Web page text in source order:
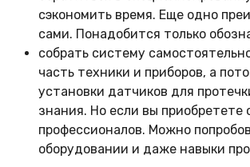
сэкономить время. Еще одно
сами. Понадобится только
собрать систему
часть техники и приборов, а
установки датчиков для
знания. Но если вы приобретете
профессионалов. Можно
оборудовании и даже навыки